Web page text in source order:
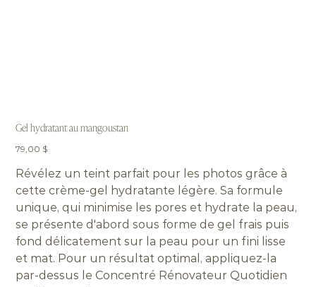
Gel hydratant au mangoustan
Prix
79,00 $
Révélez un teint parfait pour les photos grâce à
cette crème-gel hydratante légère. Sa formule
unique, qui minimise les pores et hydrate la peau,
se présente d'abord sous forme de gel frais puis
fond délicatement sur la peau pour un fini lisse
et mat. Pour un résultat optimal, appliquez-la
par-dessus le Concentré Rénovateur Quotidien